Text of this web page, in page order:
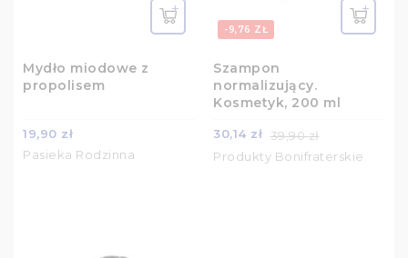
Mydło miodowe z
propolisem
19,90 zł
Pasieka Rodzinna
-9,76 ZŁ
Szampon
normalizujący.
Kosmetyk, 200 ml
30,14 zł 39,90 zł
Produkty Bonifraterskie